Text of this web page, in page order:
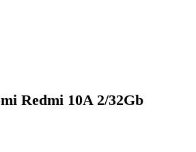
Redmi 10A 2/32Gb